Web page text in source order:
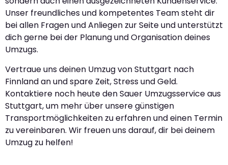
Unser freundliches und kompetentes Team steht dir
bei allen Fragen und Anliegen zur Seite und unterstützt
dich gerne bei der Planung und Organisation deines
Umzugs.
Vertraue uns deinen Umzug von Stuttgart nach
Finnland an und spare Zeit, Stress und Geld.
Kontaktiere noch heute den Sauer Umzugsservice aus
Stuttgart, um mehr über unsere günstigen
Transportmöglichkeiten zu erfahren und einen Termin
zu vereinbaren. Wir freuen uns darauf, dir bei deinem
Umzug zu helfen!